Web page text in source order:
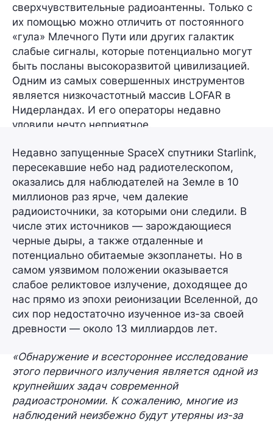
сверхчувствительные радиоантенны. Только с
их помощью можно отличить от постоянного
«гула» Млечного Пути или других галактик
слабые сигналы, которые потенциально могут
быть посланы высокоразвитой цивилизацией.
Одним из самых совершенных инструментов
является низкочастотный массив LOFAR в
Нидерландах. И его операторы недавно
уловили нечто неприятное.
Недавно запущенные SpaceX спутники Starlink,
пересекавшие небо над радиотелескопом,
оказались для наблюдателей на Земле в 10
миллионов раз ярче, чем далекие
радиоисточники, за которыми они следили. В
числе этих источников — зарождающиеся
черные дыры, а также отдаленные и
потенциально обитаемые экзопланеты. Но в
самом уязвимом положении оказывается
слабое реликтовое излучение, доходящее до
нас прямо из эпохи реионизации Вселенной, до
сих пор недостаточно изученное из-за своей
древности — около 13 миллиардов лет.
«Обнаружение и всестороннее исследование
этого первичного излучения является одной из
крупнейших задач современной
радиоастрономии. К сожалению, многие из
наблюдений неизбежно будут утеряны из-за